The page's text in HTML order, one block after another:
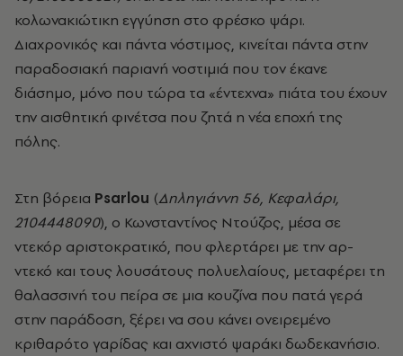
κολωνακιώτικη εγγύηση στο φρέσκο ψάρι.
Διαχρονικός και πάντα νόστιμος, κινείται πάντα στην
παραδοσιακή παριανή νοστιμιά που τον έκανε
διάσημο, μόνο που τώρα τα «έντεχνα» πιάτα του έχουν
την αισθητική φινέτσα που ζητά η νέα εποχή της
πόλης.
Στη βόρεια Psarlou (Δηληγιάννη 56, Κεφαλάρι,
2104448090), ο Κωνσταντίνος Ντούζος, μέσα σε
ντεκόρ αριστοκρατικό, που φλερτάρει με την αρ-
ντεκό και τους λουσάτους πολυελαίους, μεταφέρει τη
θαλασσινή του πείρα σε μια κουζίνα που πατά γερά
στην παράδοση, ξέρει να σου κάνει ονειρεμένο
κριθαρότο γαρίδας και αχνιστό ψαράκι δωδεκανήσιο.